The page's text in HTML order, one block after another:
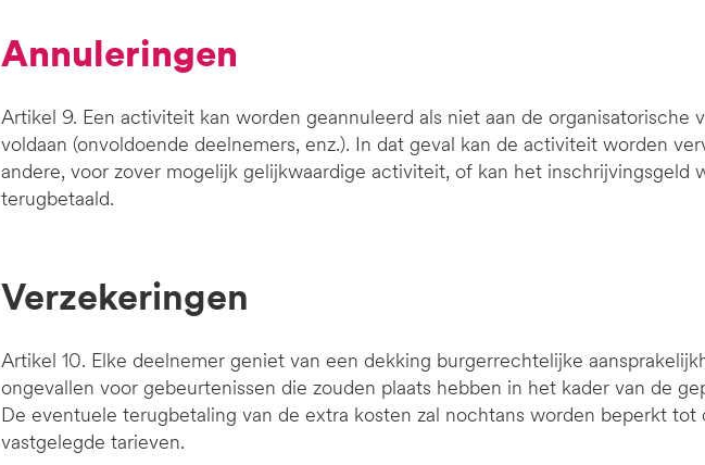
Annuleringen
Artikel 9. Een activiteit kan worden geannuleerd als niet aan de organisatorische
voldaan (onvoldoende deelnemers, enz.). In dat geval kan de activiteit worden
andere, voor zover mogelijk gelijkwaardige activiteit, of kan het inschrijvingsgeld
terugbetaald.
Verzekeringen
Artikel 10. Elke deelnemer geniet van een dekking burgerrechtelijke
ongevallen voor gebeurtenissen die zouden plaats hebben in het kader van de
De eventuele terugbetaling van de extra kosten zal nochtans worden beperkt tot
vastgelegde tarieven.